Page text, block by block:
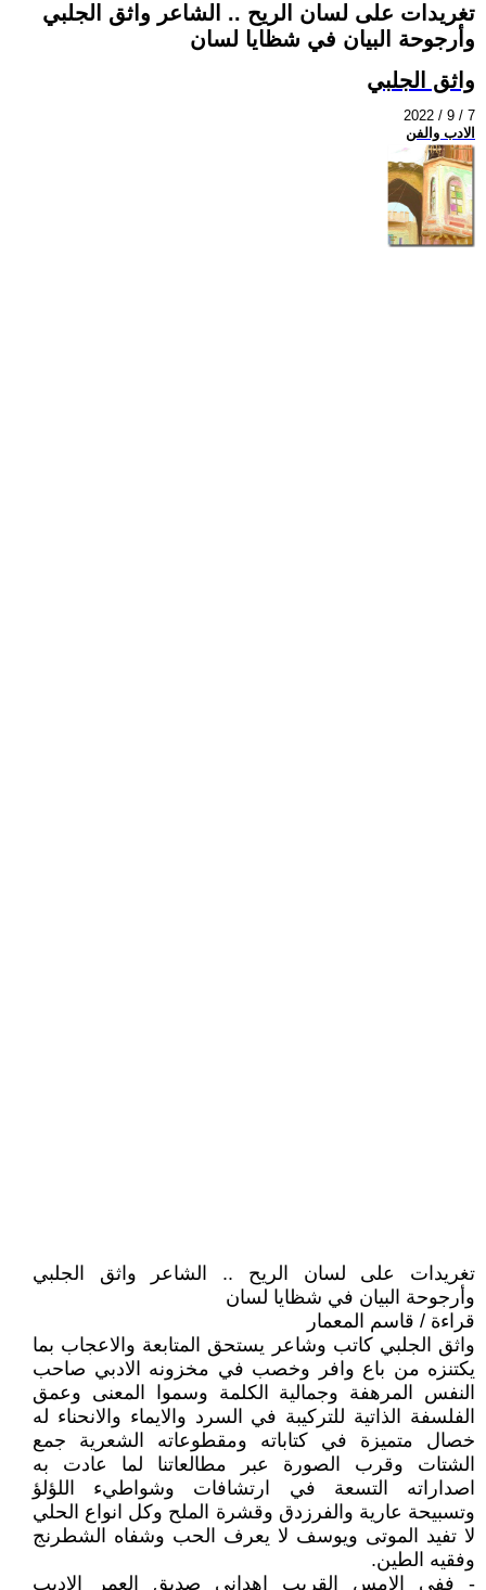
تغريدات على لسان الريح .. الشاعر واثق الجلبي
وأرجوحة البيان في شظايا لسان
واثق الجلبي
2022 / 9 / 7
الادب والفن
تغريدات على لسان الريح .. الشاعر واثق الجلبي
وأرجوحة البيان في شظايا لسان
قراءة / قاسم المعمار
واثق الجلبي كاتب وشاعر يستحق المتابعة والاعجاب بما
يكتنزه من باع وافر وخصب في مخزونه الادبي صاحب
النفس المرهفة وجمالية الكلمة وسموا المعنى وعمق
الفلسفة الذاتية للتركيبة في السرد والايماء والانحناء له
خصال متميزة في كتاباته ومقطوعاته الشعرية جمع
الشتات وقرب الصورة عبر مطالعاتنا لما عادت به
اصداراته التسعة في ارتشافات وشواطيء اللؤلؤ
وتسبيحة عارية والفرزدق وقشرة الملح وكل انواع الحلي
لا تفيد الموتى ويوسف لا يعرف الحب وشفاه الشطرنج
وفقيه الطين.
- ففي الامس القريب اهداني صديق العمر الاديب